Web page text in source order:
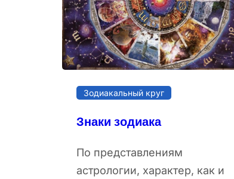
Зодиакальный круг
Знаки зодиака
По представлениям
астрологии, характер, как и